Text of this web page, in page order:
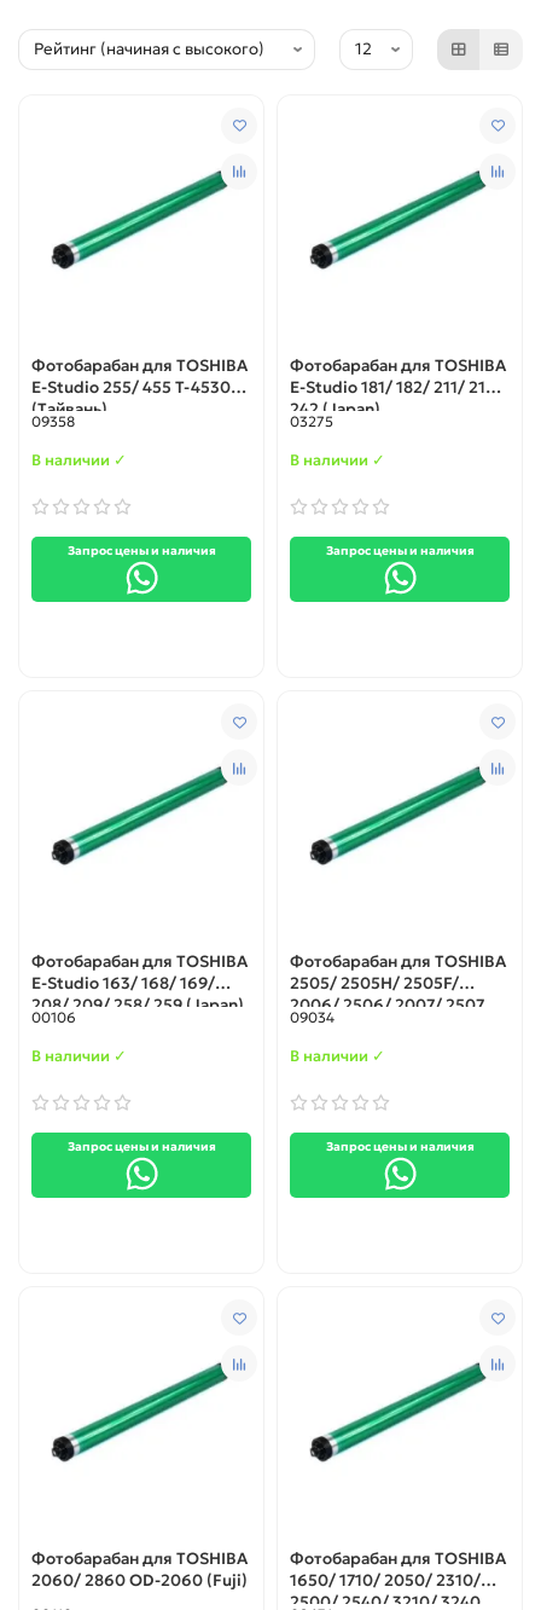
Фотобарабан для TOSHIBA
E-Studio 255/ 455 T-4530E
(Тайвань)
09358
В наличии ✓
Запрос цены и наличия
Фотобарабан для TOSHIBA
E-Studio 181/ 182/ 211/ 212/
242 (Japan)
03275
В наличии ✓
Запрос цены и наличия
Фотобарабан для TOSHIBA
E-Studio 163/ 168/ 169/
208/ 209/ 258/ 259 (Japan)
00106
В наличии ✓
Запрос цены и наличия
Фотобарабан для TOSHIBA
2505/ 2505H/ 2505F/
2006/ 2506/ 2007/ 2507
(Тайвань)
09034
В наличии ✓
Запрос цены и наличия
Фотобарабан для TOSHIBA
2060/ 2860 OD-2060 (Fuji)
Фотобарабан для TOSHIBA
1650/ 1710/ 2050/ 2310/
2500/ 2540/ 3210/ 3240